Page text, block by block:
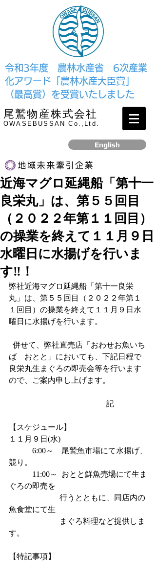
​令和3年度 農林水産省 6次産業
化アワード「農林水産大臣賞」
（最高賞）を受賞いたしました
尾鷲物産株式会社
OWASEBUSSAN Co.,Ltd.
English
リンク
​2017年12月、経済産業省より認定されました
近海マグロ延縄船「第十一
良栄丸」は、第５５回目
（２０２２年第１１回目）
の操業を終えて１１月９日
水曜日に水揚げを行いま
す‼！
弊社近海マグロ延縄船「第十一良栄
丸」は、第５５回目（２０２２年第１
１回目）の操業を終えて１１月９日水
曜日に水揚げを行います。
ば　おとと」においても、下記日程で
良栄丸生まぐろの即売会等を行います
ので、ご案内申し上げます。
                                              　記
【スケジュール】
１１月９日(水)
競り。
ぐろの即売を
魚食堂にて生
す。
【特記事項】